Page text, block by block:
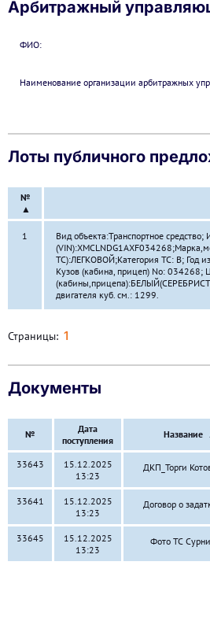
Арбитражный
ФИО:
Наименование организации арбитражных
Лоты публичного
№
▲
1
Вид объекта:Транспортное
ТС):ЛЕГКОВОЙ;Категория ТС: В; Год
Кузов (кабина, прицеп) No: 034268;
двигателя куб. см.: 1299.
Страницы: 1
Документы
№
Дата
поступления
Название
33643
15.12.2025
13:23
ДКП_Торги
33641
15.12.2025
13:23
Договор о
33645
15.12.2025
13:23
Фото ТС